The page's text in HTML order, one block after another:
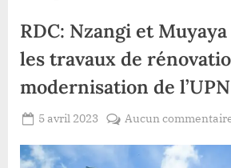
RDC: Nzangi et
les travaux de
modernisation de
Posted
5 avril 2023
Aucun